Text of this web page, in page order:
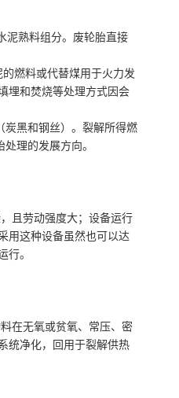
泥熟料组分。废轮胎直接
燃料或代替煤用于火力发
埋和焚烧等处理方式因会
炭黑和钢丝）。裂解所得燃
理的发展方向。
且劳动强度大；设备运行
用这种设备虽然也可以达
行。
在无氧或贫氧、常压、密
统净化，回用于裂解供热